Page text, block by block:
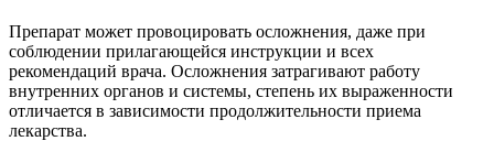
Препарат может провоцировать осложнения, даже при
соблюдении прилагающейся инструкции и всех
рекомендаций врача. Осложнения затрагивают работу
внутренних органов и системы, степень их выраженности
отличается в зависимости продолжительности приема
лекарства.